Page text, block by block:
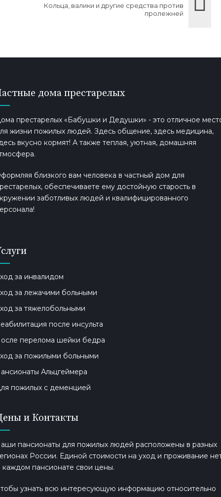
Кольца, валики и другие средства против
пролежней
дома престарелых
престарелых «Бабушки и Дедушки» - это отличное
жизни пожилых людей. Здесь общение, здесь медицина,
вкусно кормят! А также теплая, уютная, домашняя
близкого вам человека в частный дом для
обеспечиваете ему достойную старость в
заботливых людей и квалифицированного
за инвалидом
за лежачими больными
за тяжелобольными
после инсульта
перелома шейки бедра
за пожилыми больными
Альцгеймера
пожилых с деменцией
и Контакты
пансионаты для пожилых людей расположены в разных
России. Единой стоимости на уход и проживание
каждом пансионате свои цены.
узнать всю интересующую информацию относительно